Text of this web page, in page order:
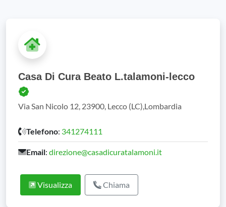
Casa Di Cura Beato L.talamoni-lecco
Via San Nicolo 12, 23900, Lecco (LC),Lombardia
Telefono: 341274111
Email: direzione@casadicuratalamoni.it
Visualizza Chiama